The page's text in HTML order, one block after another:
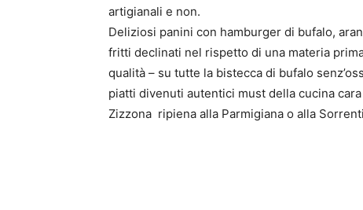
artigianali e non.
Deliziosi panini con hamburger di bufalo,
fritti declinati nel rispetto di una materia
qualità – su tutte la bistecca di bufalo
piatti divenuti autentici must della cucina
Zizzona ripiena alla Parmigiana o alla Sorrenti